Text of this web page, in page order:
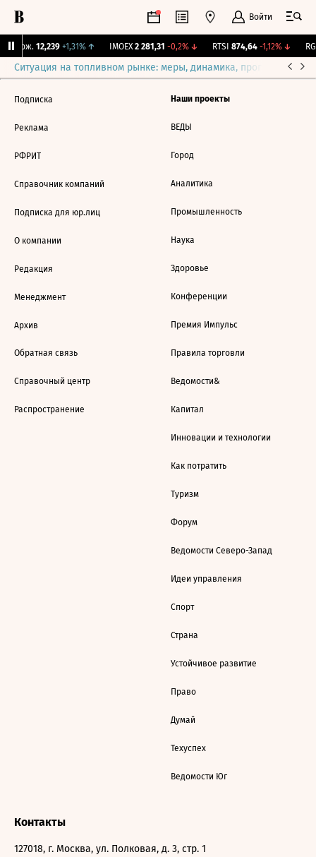
Войти
Бирж. 12,239 +1,31%↑ IMOEX 2 281,31 -0,2%↓ RTSI 874,64 -1,12%↓
Ситуация на топливном рынке: меры, динамика, прогнозы
Подписка
Реклама
РФРИТ
Справочник компаний
Подписка для юр.лиц
О компании
Редакция
Менеджмент
Архив
Обратная связь
Справочный центр
Распространение
Наши проекты
ВЕДЫ
Город
Аналитика
Промышленность
Наука
Здоровье
Конференции
Премия Импульс
Правила торговли
Ведомости&
Капитал
Инновации и технологии
Как потратить
Туризм
Форум
Ведомости Северо-Запад
Идеи управления
Спорт
Страна
Устойчивое развитие
Право
Думай
Техуспех
Ведомости Юг
Контакты
127018, г. Москва, ул. Полковая, д. 3, стр. 1